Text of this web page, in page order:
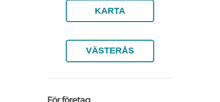
KARTA
VÄSTERÅS
För företag